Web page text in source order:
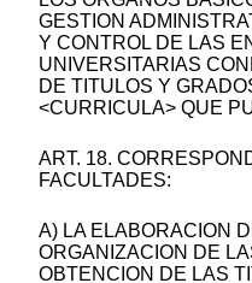
GESTION
Y CONTROL DE LAS
UNIVERSITARIAS
DE TITULOS Y
<CURRICULA> QUE
ART. 18.
FACULTADES:
A) LA ELABORACION
ORGANIZACION DE
OBTENCION DE LAS